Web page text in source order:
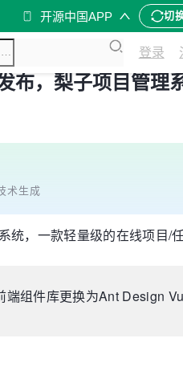
开源中国APP 切
登录
布，梨子项目管理
术生成
统，一款轻量级的在线项目/
端组件库更换为Ant Design